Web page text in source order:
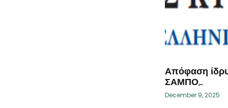
Απόφαση
ΣΑΜΠΟ,…
December 9, 2025